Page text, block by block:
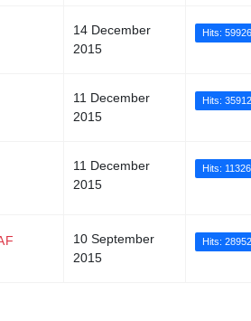
14 December
2015
Hits: 59926
11 December
2015
Hits: 35912
11 December
2015
Hits:
10 September
2015
Hits: 28952